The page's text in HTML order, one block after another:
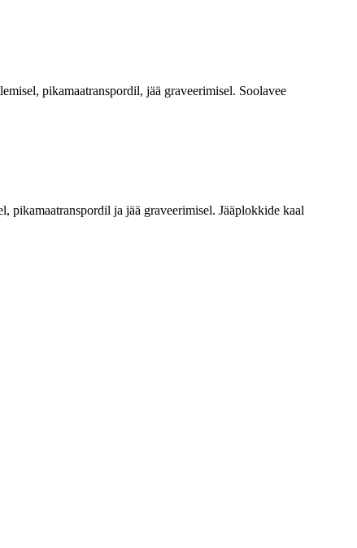
pikamaatranspordil, jää graveerimisel. Soolavee
pikamaatranspordil ja jää graveerimisel. Jääplokkide kaal